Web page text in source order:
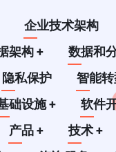
企业技术架构
架构+ 数据和
隐私保护 智能
础设施+ 软件
产品+ 技术+